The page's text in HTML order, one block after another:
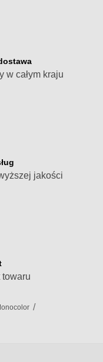
w całym kraju
jakości
towaru
/